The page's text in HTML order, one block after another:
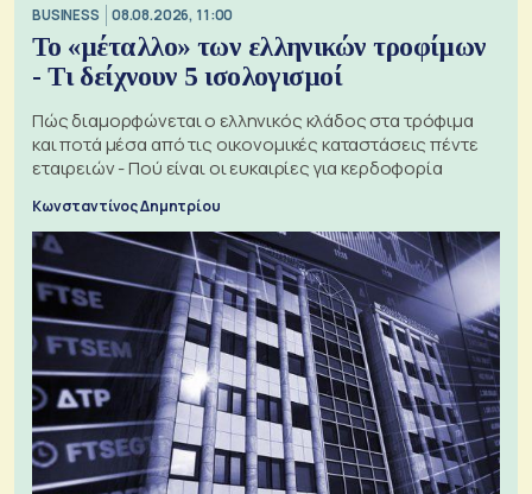
BUSINESS 08.08.2026, 11:00
Το «μέταλλο» των ελληνικών τροφίμων
- Τι δείχνουν 5 ισολογισμοί
Πώς διαμορφώνεται ο ελληνικός κλάδος στα τρόφιμα
και ποτά μέσα από τις οικονομικές καταστάσεις πέντε
εταιρειών - Πού είναι οι ευκαιρίες για κερδοφορία
Κωνσταντίνος Δημητρίου